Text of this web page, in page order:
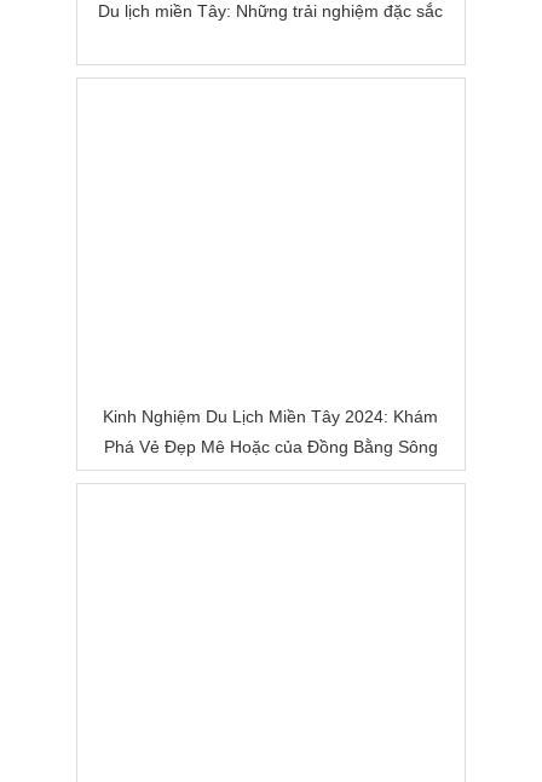
Du lịch miền Tây: Những trải nghiệm đặc sắc
Kinh Nghiệm Du Lịch Miền Tây 2024: Khám
Phá Vẻ Đẹp Mê Hoặc của Đồng Bằng Sông
Nước